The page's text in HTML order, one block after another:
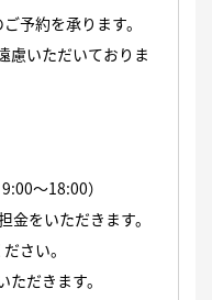
予約を承ります。
慮いただいておりま
～18:00）
をいただきます。
さい。
だきます。